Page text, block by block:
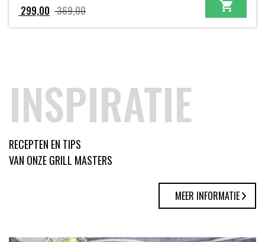
369,00Oorspronkelijke
prijs
299,00
Huidige
prijs
INSPIRATIE
RECEPTEN EN TIPS
VAN ONZE GRILL MASTERS
MEER INFORMATIE